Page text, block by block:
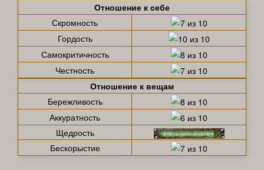
Отношение к себе
Скромность
Гордость
Самокритичность
Честность
Отношение к вещам
Бережливость
Аккуратность
Щедрость
Бескорыстие